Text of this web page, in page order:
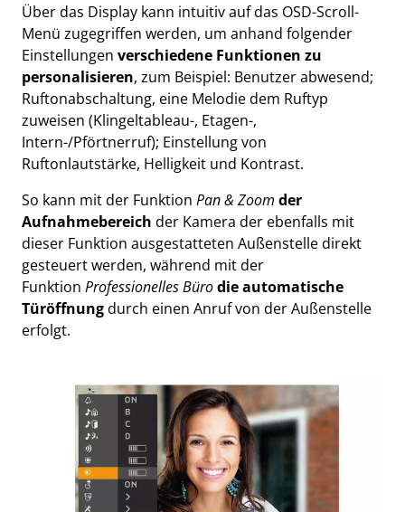
Über das Display kann intuitiv auf das OSD-Scroll-
Menü zugegriffen werden, um anhand folgender
Einstellungen verschiedene Funktionen zu
personalisieren, zum Beispiel: Benutzer abwesend;
Ruftonabschaltung, eine Melodie dem Ruftyp
zuweisen (Klingeltableau-, Etagen-,
Intern-/Pförtnerruf); Einstellung von
Ruftonlautstärke, Helligkeit und Kontrast.
So kann mit der Funktion Pan & Zoom der
Aufnahmebereich der Kamera der ebenfalls mit
dieser Funktion ausgestatteten Außenstelle direkt
gesteuert werden, während mit der
Funktion Professionelles Bürodie automatische
Türöffnungdurch einen Anruf von der Außenstelle
erfolgt.